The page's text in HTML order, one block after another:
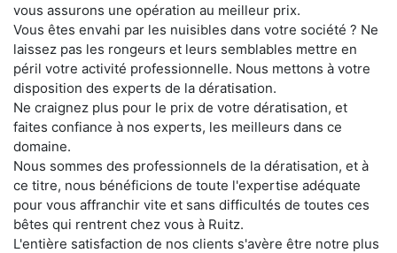
vous assurons une opération au meilleur prix.
Vous êtes envahi par les nuisibles dans votre société ? Ne
laissez pas les rongeurs et leurs semblables mettre en
péril votre activité professionnelle. Nous mettons à votre
disposition des experts de la dératisation.
Ne craignez plus pour le prix de votre dératisation, et
faites confiance à nos experts, les meilleurs dans ce
domaine.
Nous sommes des professionnels de la dératisation, et à
ce titre, nous bénéficions de toute l'expertise adéquate
pour vous affranchir vite et sans difficultés de toutes ces
bêtes qui rentrent chez vous à Ruitz.
L'entière satisfaction de nos clients s'avère être notre plus